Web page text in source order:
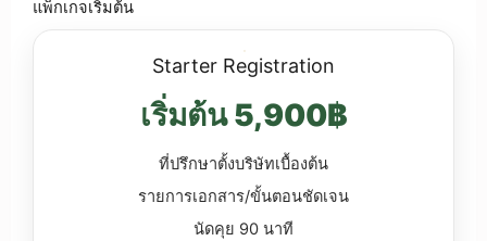
แพ็กเกจเริ่มต้น
Starter Registration
เริ่มต้น 5,900฿
ที่ปรึกษาตั้งบริษัทเบื้องต้น
รายการเอกสาร/ขั้นตอนชัดเจน
นัดคุย 90 นาที